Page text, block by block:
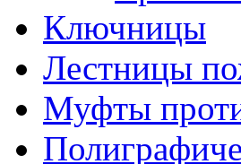
Ключницы
Лестницы
Муфты